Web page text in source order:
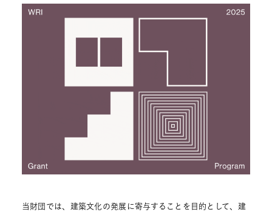
当財団では、建築文化の発展に寄与することを目的として、建